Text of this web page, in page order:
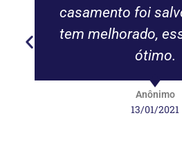
casamento foi
tem melhorado,
ótimo.
Anônimo
13/01/2021